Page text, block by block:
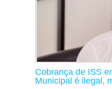
Cobrança de ISS
Municipal é ilegal,